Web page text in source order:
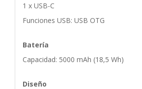
1 x USB-C
Funciones USB: USB OTG
Batería
Capacidad: 5000 mAh (18,5 Wh)
Diseño